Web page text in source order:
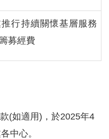
行持續關懷基層服務
募經費
(如適用) ，於2025年4
中心。